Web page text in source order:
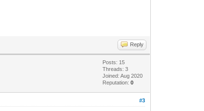
Reply
Posts: 15
Threads: 3
Joined: Aug 2020
Reputation:0
#3